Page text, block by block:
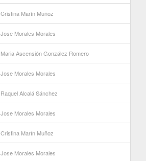
Cristina Marín Muñoz
Jose Morales Morales
Maria Ascensión González Romero
Jose Morales Morales
Raquel Alcalá Sánchez
Jose Morales Morales
Cristina Marín Muñoz
Jose Morales Morales